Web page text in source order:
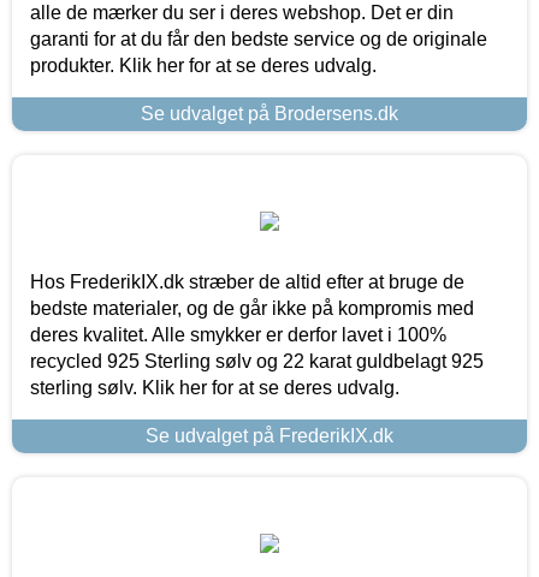
alle de mærker du ser i deres webshop. Det er din
garanti for at du får den bedste service og de originale
produkter. Klik her for at se deres udvalg.
Se udvalget på Brodersens.dk
Hos FrederikIX.dk stræber de altid efter at bruge de
bedste materialer, og de går ikke på kompromis med
deres kvalitet. Alle smykker er derfor lavet i 100%
recycled 925 Sterling sølv og 22 karat guldbelagt 925
sterling sølv. Klik her for at se deres udvalg.
Se udvalget på FrederikIX.dk